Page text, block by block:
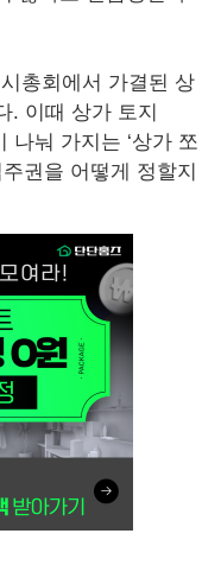
총회에서 가결된 상
. 이때 상가 토지
나눠 가지는 ‘상가 쪼
권을 어떻게 정할지